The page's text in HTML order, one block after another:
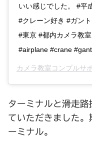
いい感じでした。 #平
#クレーン好き #ガン
#東京 #都内カメラ教
#airplane #crane
カメラ教室コンプルサ
ターミナルと滑走
ていただきました
ーミナル。